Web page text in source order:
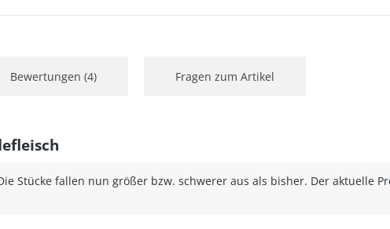
Bewertungen (4) Fragen zum Artikel
Stücke fallen nun größer bzw. schwerer aus als bisher. Der aktuelle